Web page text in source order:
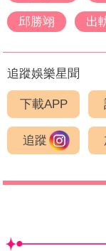
邱勝翊 出
追蹤娛樂星聞
下載APP
追蹤